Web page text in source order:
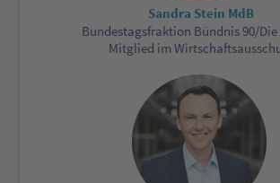
Sandra Stein MdB
Bundestagsfraktion Bündnis 90/Die
Mitglied im